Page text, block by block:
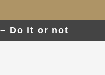
Do it or not